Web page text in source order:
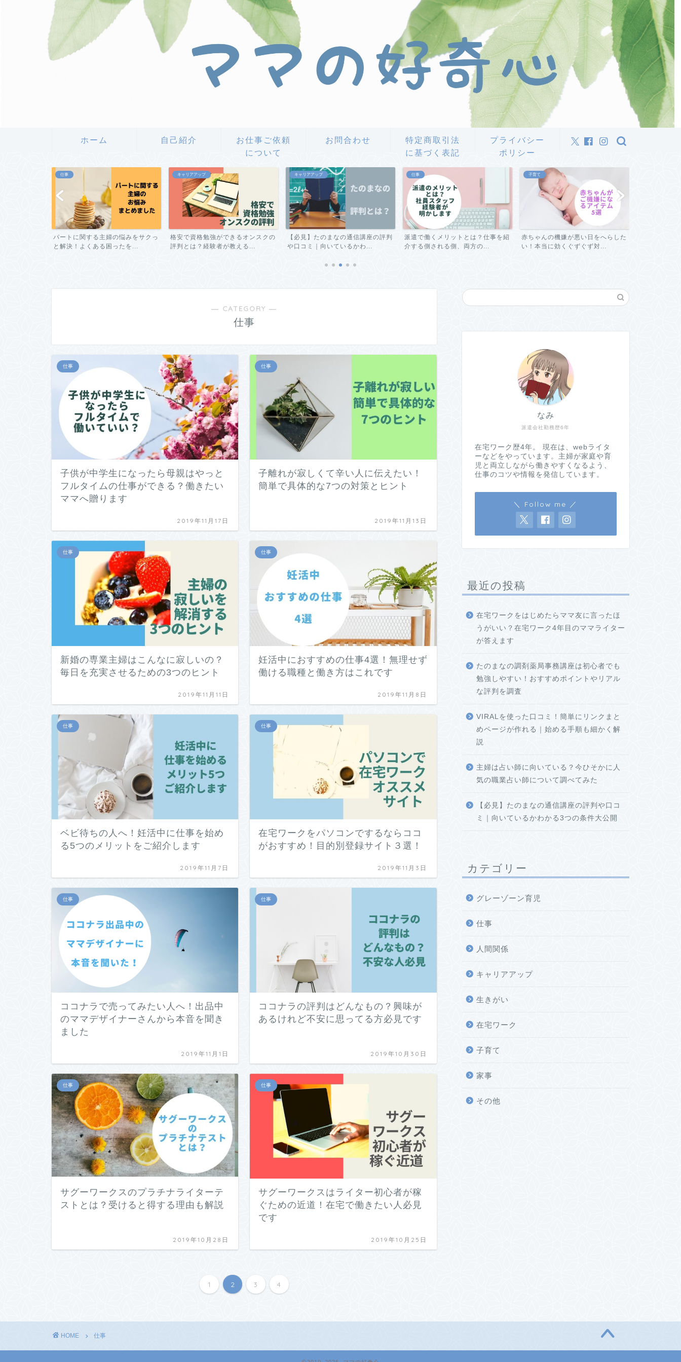
ホーム 自己紹介
お仕事ご依頼
について
お問合わせ
特定商取引法
に基づく表記
プライバシー
ポリシー
仕事
パートに関する主婦の悩みをサクっ
と解決！よくある困ったを...
キャリアアップ
格安で資格勉強ができるオンスクの
評判とは？経験者が教える...
キャリアアップ
【必見】たのまなの通信講座の評判
や口コミ｜向いているかわ...
仕事
派遣で働くメリットとは？仕事を紹
介する側される側、両方の...
子育て
赤ちゃんの機嫌が悪い日をへらした
い！本当に効くぐずぐず対...
― CATEGORY ―
仕事
仕事
子供が中学生になったら母親はやっと
フルタイムの仕事ができる？働きたい
ママへ贈ります
2019年11月17日
仕事
子離れが寂しくて辛い人に伝えたい！
簡単で具体的な7つの対策とヒント
2019年11月13日
仕事
新婚の専業主婦はこんなに寂しいの？
毎日を充実させるための3つのヒント
2019年11月11日
仕事
妊活中におすすめの仕事4選！無理せず
働ける職種と働き方はこれです
2019年11月8日
仕事
ベビ待ちの人へ！妊活中に仕事を始め
る5つのメリットをご紹介します
2019年11月7日
仕事
在宅ワークをパソコンでするならココ
がおすすめ！目的別登録サイト３選！
2019年11月3日
仕事
ココナラで売ってみたい人へ！出品中
のママデザイナーさんから本音を聞き
ました
2019年11月1日
仕事
ココナラの評判はどんなもの？興味が
あるけれど不安に思ってる方必見です
2019年10月30日
仕事
サグーワークスのプラチナライターテ
ストとは？受けると得する理由も解説
2019年10月28日
仕事
サグーワークスはライター初心者が稼
ぐための近道！在宅で働きたい人必見
です
2019年10月25日
1 2 3 4
派遣会社勤務歴6年
なみ
在宅ワーク歴4年。 現在は、webライタ
ーなどをやっています。主婦が家庭や育
児と両立しながら働きやすくなるよう、
仕事のコツや情報を発信しています。
＼ Follow me ／
最近の投稿
在宅ワークをはじめたらママ友に言ったほ
うがいい？在宅ワーク4年目のママライター
が答えます
たのまなの調剤薬局事務講座は初心者でも
勉強しやすい！おすすめポイントやリアル
な評判を調査
VIRALを使った口コミ！簡単にリンクまと
めページが作れる｜始める手順も細かく解
説
主婦は占い師に向いている？今ひそかに人
気の職業占い師について調べてみた
【必見】たのまなの通信講座の評判や口コ
ミ｜向いているかわかる3つの条件大公開
カテゴリー
グレーゾーン育児
仕事
人間関係
キャリアアップ
生きがい
在宅ワーク
子育て
家事
その他
HOME 仕事